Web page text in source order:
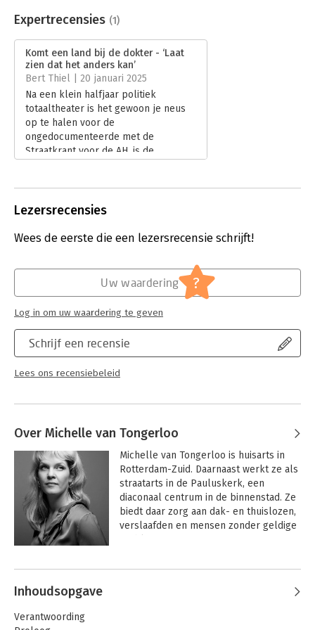
'Verplicht voor iedere bestuurder.'
-Tim ‘S Jongers
Bestandsformaat:
epub
Uitgever:
De Correspondent BV
Druk:
1
Verschijningsdatum:
6-12-2024
Hoofdrubriek: Mens en maatschappij
Expertrecensies (1)
Komt een land bij de dokter - ‘Laat
zien dat het anders kan’
Bert Thiel | 20 januari 2025
Na een klein halfjaar politiek
totaaltheater is het gewoon je neus
op te halen voor de
ongedocumenteerde met de
Straatkrant voor de AH, is de
dieper weg in de ellende. Dat het ook
Tongerloo aan in ‘Komt een land bij
Lezersrecensies
Wees de eerste die een lezersrecensie schrijft!
Schrijf een recensie
Lees ons recensiebeleid
Uw waardering ?
Log in om uw waardering te geven
Over Michelle van Tongerloo
Michelle van Tongerloo is huisarts in
Rotterdam-Zuid. Daarnaast werkt ze als
straatarts in de Pauluskerk, een
diaconaal centrum in de binnenstad. Ze
biedt daar zorg aan dak- en thuislozen,
verslaafden en mensen zonder geldige
benadering vraagt.
Andere boeken door Michelle van
Tongerloo
Inhoudsopgave
Verantwoording